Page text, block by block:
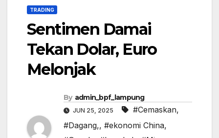
TRADING
Sentimen Damai
Tekan Dolar, Euro
Melonjak
By admin_bpf_lampung
JUN 25, 2025 #Cemaskan,
#Dagang,, #ekonomi China,